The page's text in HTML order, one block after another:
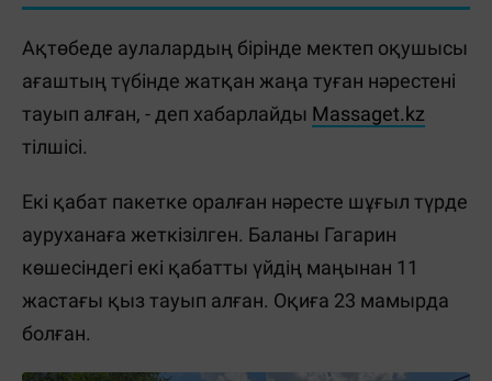
Ақтөбеде аулалардың бірінде мектеп оқушысы
ағаштың түбінде жатқан жаңа туған нәрестені
тауып алған, - деп хабарлайды Massaget.kz
тілшісі.
Екі қабат пакетке оралған нәресте шұғыл түрде
ауруханаға жеткізілген. Баланы Гагарин
көшесіндегі екі қабатты үйдің маңынан 11
жастағы қыз тауып алған. Оқиға 23 мамырда
болған.